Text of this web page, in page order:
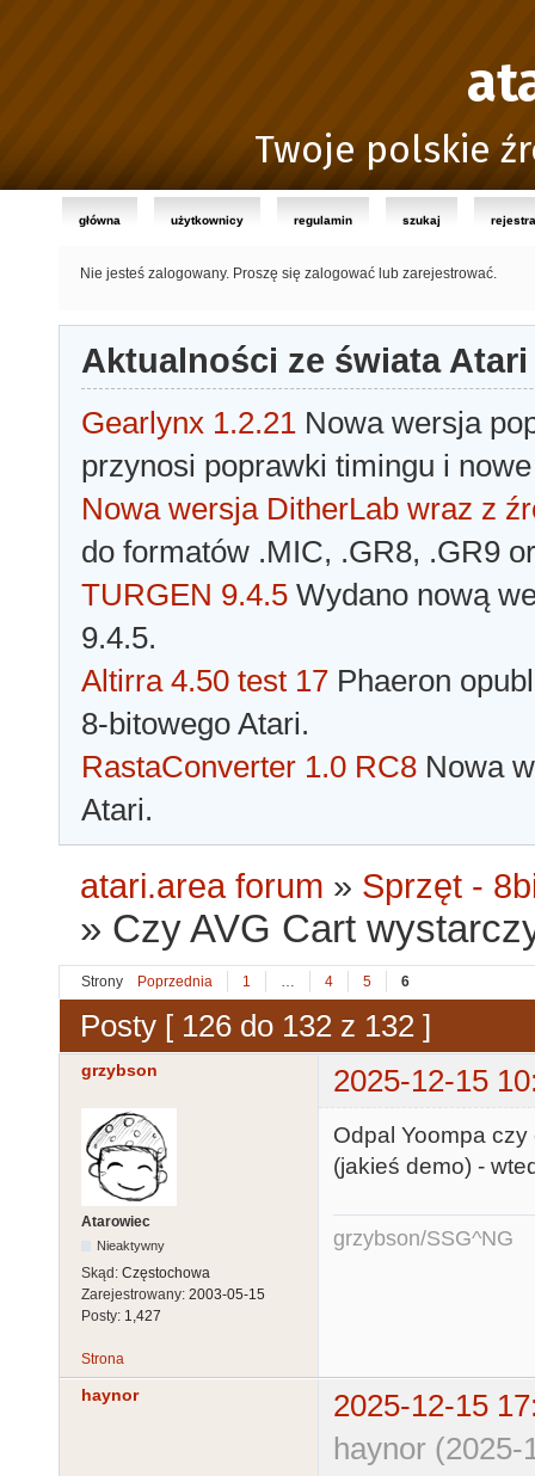
Twoje polskie
główna użytkownicy regulamin szukaj
Nie jesteś zalogowany. Proszę się zalogować lub zarejestrować.
Aktualności ze świata Atari
Gearlynx 1.2.21 Nowa wersja
przynosi poprawki timingu i
Nowa wersja DitherLab wraz z
do formatów .MIC, .GR8, .GR9
TURGEN 9.4.5 Wydano nową
9.4.5.
Altirra 4.50 test 17 Phaeron
8-bitowego Atari.
RastaConverter 1.0 RC8 Nowa
Atari.
atari.area forum » Sprzęt -
» Czy AVG Cart
Strony Poprzednia 1 … 4 5 6
Posty [ 126 do 132 z 132 ]
grzybson 2025-12-15
Atarowiec
Nieaktywny
Skąd: Częstochowa
Zarejestrowany: 2003-05-15
Posty: 1,427
Odpal Yoompa
(jakieś demo) -
grzybson/SSG^NG
Strona
haynor
2025-12-15
haynor (2025-